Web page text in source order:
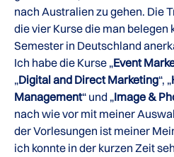
nach Australien zu gehen. Die
die vier Kurse die man belegen
Semester in Deutschland
Ich habe die Kurse „Event
„Digital and Direct Marketing“, „
Management“ und „Image &
nach wie vor mit meiner
der Vorlesungen ist meiner
ich konnte in der kurzen Zeit